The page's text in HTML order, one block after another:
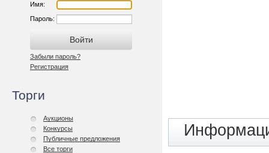
Имя:
Пароль:
Забыли пароль?
Регистрация
Торги
Аукционы
Конкурсы
Публичные предложения
Все торги